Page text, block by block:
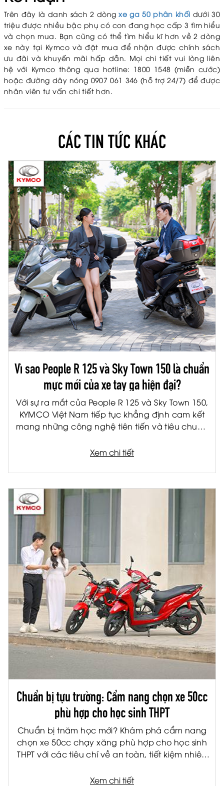
Trên đây là danh sách 2 dòngxe ga 50 phân khối dưới 30
triệu được nhiều bậc phụ có con đang học cấp 3 tìm hiểu
và chọn mua. Bạn cũng có thể tìm hiểu kĩ hơn về 2 dòng
xe này tại Kymco và đặt mua để nhận được chính sách
ưu đãi và khuyến mãi hấp dẫn. Mọi chi tiết vui lòng liên
hệ với Kymco thông qua hotline: 1800 1548 (miễn cước)
hoặc đường dây nóng 0907 061 346 (hỗ trợ 24/7) để được
nhân viên tư vấn chi tiết hơn.
CÁC TIN TỨC KHÁC
Vì sao People R 125 và Sky Town 150 là chuẩn
mực mới của xe tay ga hiện đại?
Với sự ra mắt của People R 125 và Sky Town 150,
KYMCO Việt Nam tiếp tục khẳng định cam kết
mang những công nghệ tiên tiến và tiêu chuẩn
Được phát triển trên nền tảng sản phẩm châu
ứng nhu cầu di chuyển hàng ngày mà còn mở
ra một chuẩn mực mới về trải nghiệm lái xe hiện
Xem chi tiết
Chuẩn bị tựu trường: Cẩm nang chọn xe 50cc
phù hợp cho học sinh THPT
Chuẩn bị tnăm học mới? Khám phá cẩm nang
chọn xe 50cc chạy xăng phù hợp cho học sinh
THPT với các tiêu chí về an toàn, tiết kiệm nhiên
Xem chi tiết